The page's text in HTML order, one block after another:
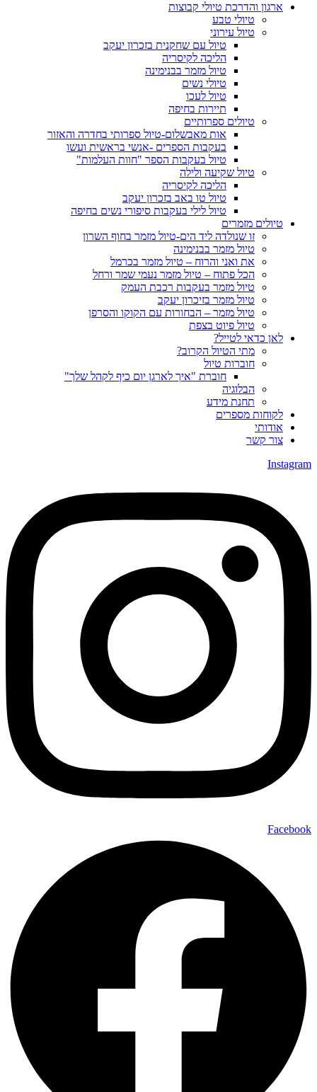
ארגון והדרכת טיולי קבוצות
טיולי טבע
טיול עירוני
טיול עם שחקנית בזכרון יעקב
הליכה לקיסריה
טיול מזמר בבנימינה
טיולי נשים
טיול לעכו
תיירות בחיפה
טיולים ספרותיים
אות מאבשלום-טיול ספרותי בחדרה והאזור
בעקבות הספרים -אנשי בראשית ועשו
טיול בעקבות הספר "חוות העלמות"
טיול שקיעה ולילה
הליכה לקיסריה
טיול טו באב בזכרון יעקב
טיול לילי בעקבות סיפורי נשים בחיפה
טיולים מזמרים
זו שנולדה ליד הים-טיול מזמר בחוף השרון
טיול מזמר בבנימינה
את ואני והרוח – טיול מזמר בכרמל
הכל פתוח – טיול מזמר נעמי שמר ורחל
טיול מזמר בעקבות רכבת העמק
טיול מזמר בזיכרון יעקב
טיול מזמר – הבחורות עם הקוקו והסרפן
טיול פיוט בצפת
לאן כדאי לטייל?
מתי הטיול הקרוב?
חוברות טיול
חוברת "איך לארגן יום כיף לקהל שלך"
הבלוגיה
תחנת מידע
לקוחות מספרים
אודותי
צור קשר
Instagram
Facebook